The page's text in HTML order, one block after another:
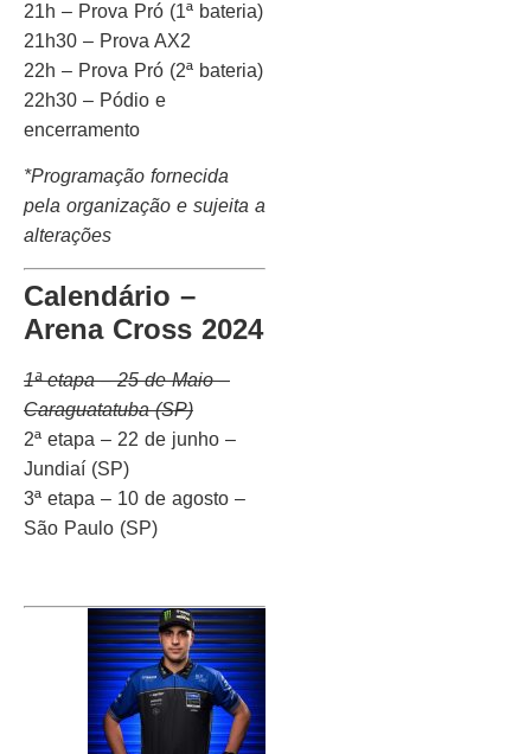
21h – Prova Pró (1ª bateria)
21h30 – Prova AX2
22h – Prova Pró (2ª bateria)
22h30 – Pódio e
encerramento
*Programação fornecida
pela organização e sujeita a
alterações
Calendário –
Arena Cross 2024
1ª etapa – 25 de Maio –
Caraguatatuba (SP)
2ª etapa – 22 de junho –
Jundiaí (SP)
3ª etapa – 10 de agosto –
São Paulo (SP)